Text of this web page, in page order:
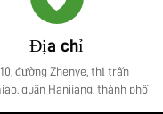
Địa chỉ
đường Zhenye, thị trấn
quận Hanjiang, thành phố